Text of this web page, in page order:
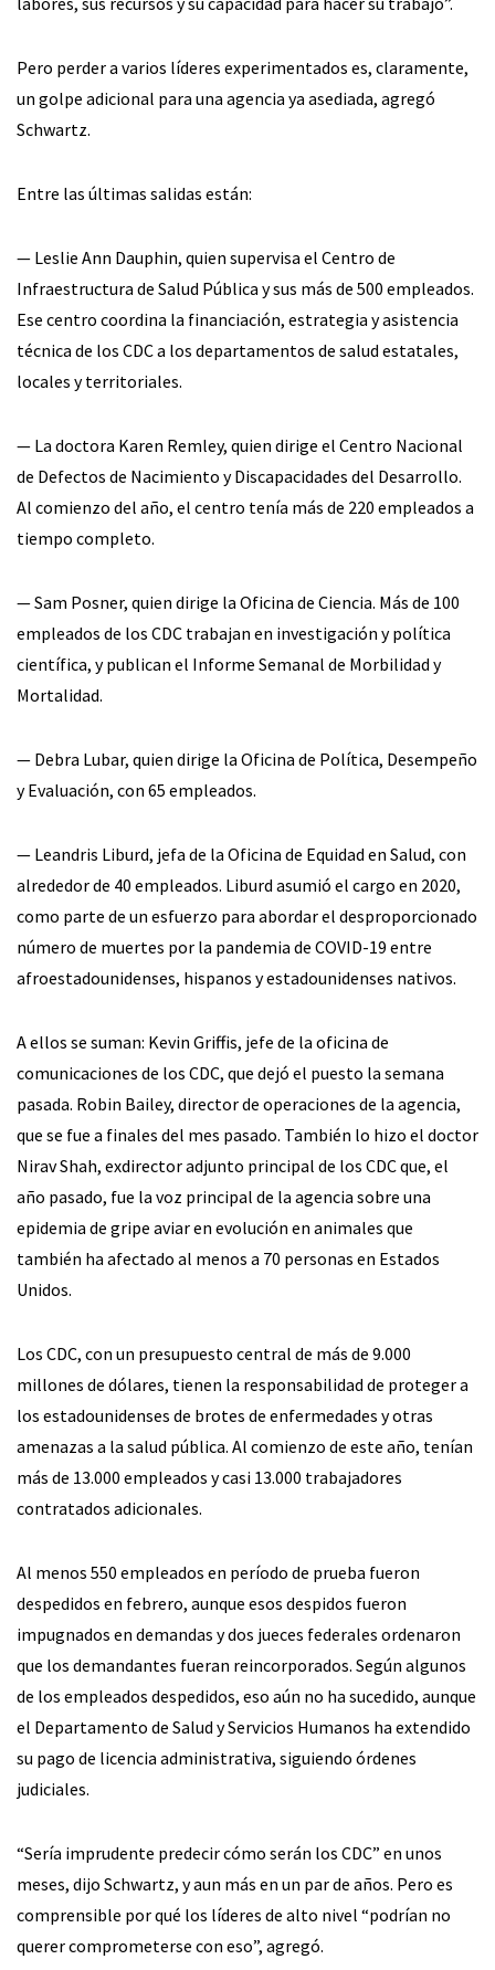
Pero perder a varios líderes experimentados es, claramente,
un golpe adicional para una agencia ya asediada, agregó
Schwartz.
Entre las últimas salidas están:
— Leslie Ann Dauphin, quien supervisa el Centro de
Infraestructura de Salud Pública y sus más de 500 empleados.
Ese centro coordina la financiación, estrategia y asistencia
técnica de los CDC a los departamentos de salud estatales,
locales y territoriales.
— La doctora Karen Remley, quien dirige el Centro Nacional
de Defectos de Nacimiento y Discapacidades del Desarrollo.
Al comienzo del año, el centro tenía más de 220 empleados a
tiempo completo.
— Sam Posner, quien dirige la Oficina de Ciencia. Más de 100
empleados de los CDC trabajan en investigación y política
científica, y publican el Informe Semanal de Morbilidad y
Mortalidad.
— Debra Lubar, quien dirige la Oficina de Política, Desempeño
y Evaluación, con 65 empleados.
— Leandris Liburd, jefa de la Oficina de Equidad en Salud, con
alrededor de 40 empleados. Liburd asumió el cargo en 2020,
como parte de un esfuerzo para abordar el desproporcionado
número de muertes por la pandemia de COVID-19 entre
afroestadounidenses, hispanos y estadounidenses nativos.
A ellos se suman: Kevin Griffis, jefe de la oficina de
comunicaciones de los CDC, que dejó el puesto la semana
pasada. Robin Bailey, director de operaciones de la agencia,
que se fue a finales del mes pasado. También lo hizo el doctor
Nirav Shah, exdirector adjunto principal de los CDC que, el
año pasado, fue la voz principal de la agencia sobre una
epidemia de gripe aviar en evolución en animales que
también ha afectado al menos a 70 personas en Estados
Unidos.
Los CDC, con un presupuesto central de más de 9.000
millones de dólares, tienen la responsabilidad de proteger a
los estadounidenses de brotes de enfermedades y otras
amenazas a la salud pública. Al comienzo de este año, tenían
más de 13.000 empleados y casi 13.000 trabajadores
contratados adicionales.
Al menos 550 empleados en período de prueba fueron
despedidos en febrero, aunque esos despidos fueron
impugnados en demandas y dos jueces federales ordenaron
que los demandantes fueran reincorporados. Según algunos
de los empleados despedidos, eso aún no ha sucedido, aunque
el Departamento de Salud y Servicios Humanos ha extendido
su pago de licencia administrativa, siguiendo órdenes
judiciales.
“Sería imprudente predecir cómo serán los CDC” en unos
meses, dijo Schwartz, y aun más en un par de años. Pero es
comprensible por qué los líderes de alto nivel “podrían no
querer comprometerse con eso”, agregó.